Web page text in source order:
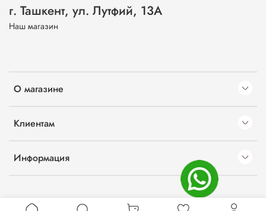
О магазине
Клиентам
Информация
г. Ташкент, ул. Лутфий, 13А
Наш магазин